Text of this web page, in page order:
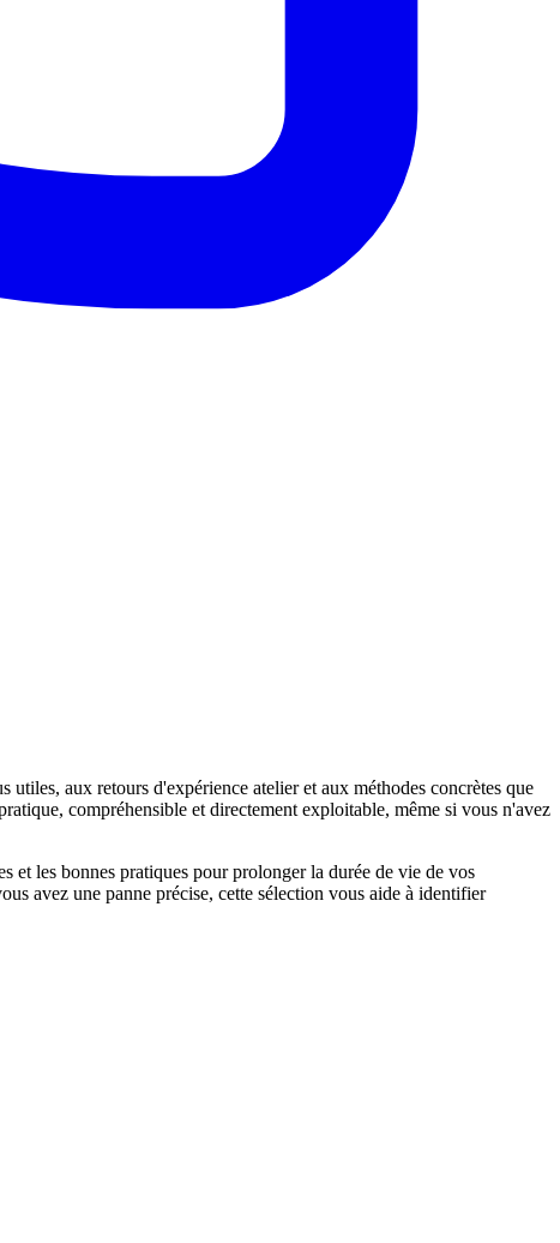
aux retours d'expérience atelier et aux méthodes concrètes que
compréhensible et directement exploitable, même si vous n'avez
et les bonnes pratiques pour prolonger la durée de vie de vos
avez une panne précise, cette sélection vous aide à identifier